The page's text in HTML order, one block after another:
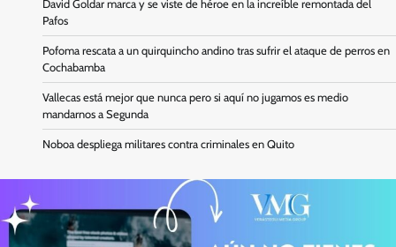
David Goldar marca y se viste de héroe en la increíble remontada del
Pafos
Pofoma rescata a un quirquincho andino tras sufrir el ataque de perros en
Cochabamba
Vallecas está mejor que nunca pero si aquí no jugamos es medio
mandarnos a Segunda
Noboa despliega militares contra criminales en Quito